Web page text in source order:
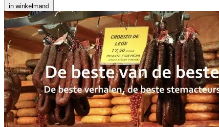
in winkelmand